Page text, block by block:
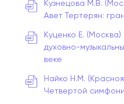
Кузнецова М.В.
Авет Тертерян:
Куценко Е. (Москва)
духовно-
веке
Найко Н.М.
Четвертой